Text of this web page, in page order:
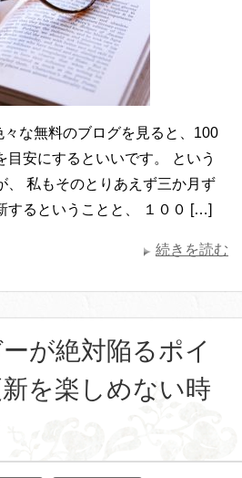
な無料のブログを見ると、100
目安にするといいです。 という
、 私もそのとりあえず三か月ず
するということと、 １００ […]
続きを読む
が絶対陥るポイ
を楽しめない時